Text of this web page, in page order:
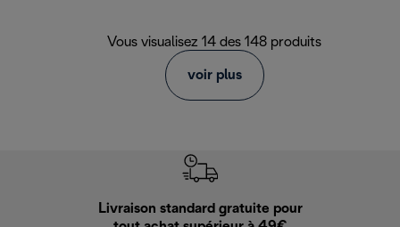
Vous visualisez 14 des 148 produits
voir plus
Livraison standard gratuite pour